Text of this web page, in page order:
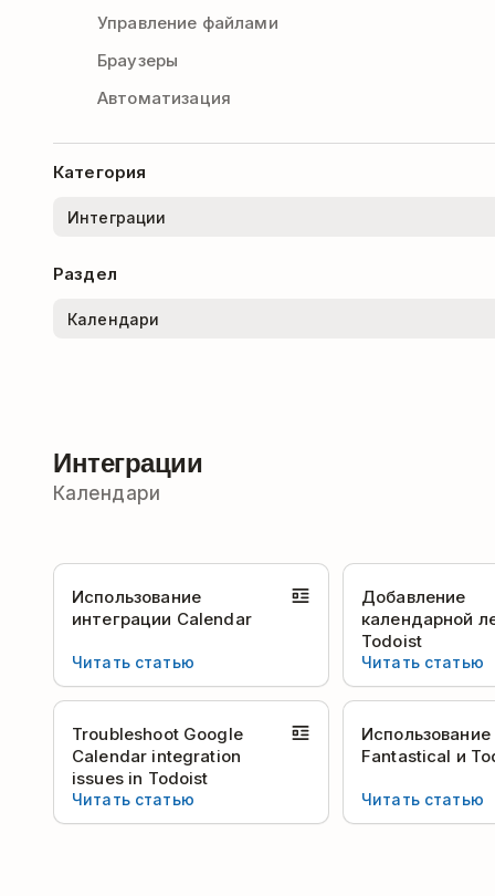
Управление файлами
Браузеры
Автоматизация
Категория
Раздел
Интеграции
Календари
Использование
интеграции Calendar
Читать статью
Добавление
календарной
Todoist
Читать статью
Troubleshoot Google
Calendar integration
issues in Todoist
Читать статью
Использование
Fantastical и
Читать статью